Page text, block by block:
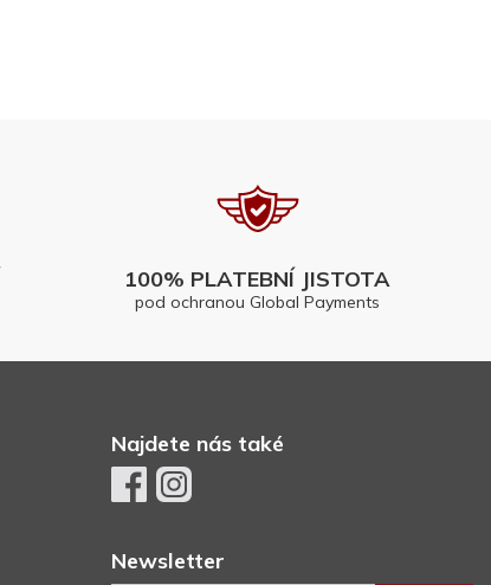
100% PLATEBNÍ JISTOTA
pod ochranou Global Payments
Najdete nás také
Newsletter